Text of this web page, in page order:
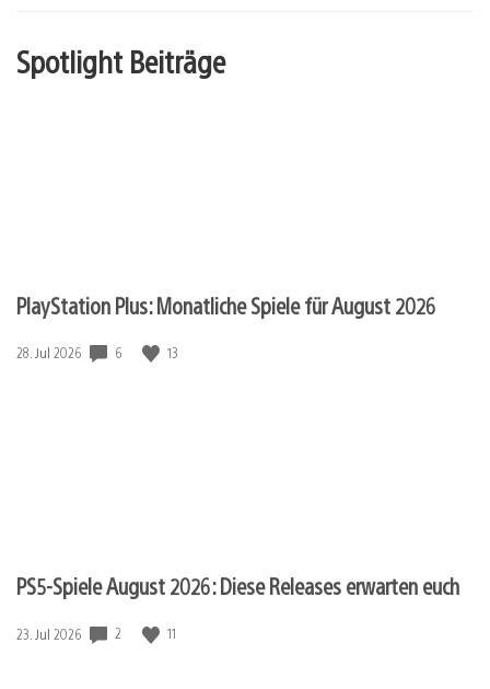
Spotlight Beiträge
PlayStation Plus: Monatliche Spiele für August 2026
Veröffentlichungsdatum:
28. Jul 2026 6 13
PS5-Spiele August 2026: Diese Releases erwarten euch
Veröffentlichungsdatum:
23. Jul 2026 2 11